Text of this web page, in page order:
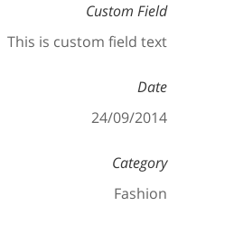
Custom Field
This is custom field text
Date
24/09/2014
Category
Fashion